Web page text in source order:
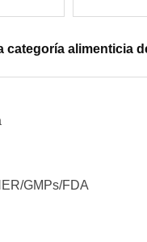
categoría alimenticia
GMPs/FDA